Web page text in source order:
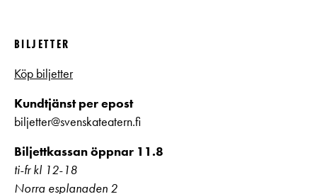
BILJETTER
Köp biljetter
Kundtjänst per epost
biljetter@svenskateatern.fi
Biljettkassan öppnar 11.8
ti-fr kl 12-18
Norra esplanaden 2